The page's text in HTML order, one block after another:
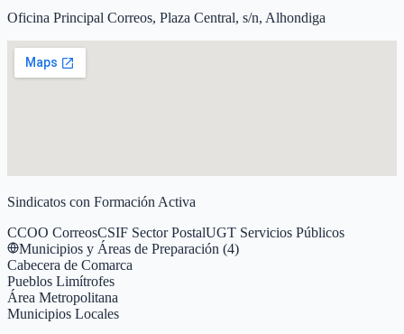
Oficina Principal Correos, Plaza Central, s/n, Alhondiga
Sindicatos con Formación Activa
CCOO CorreosCSIF Sector PostalUGT Servicios Públicos
Municipios y Áreas de Preparación (4)
Cabecera de Comarca
Pueblos Limítrofes
Área Metropolitana
Municipios Locales